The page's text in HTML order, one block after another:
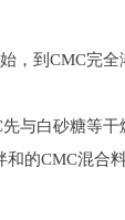
到CMC完全
白砂糖等
的CMC混